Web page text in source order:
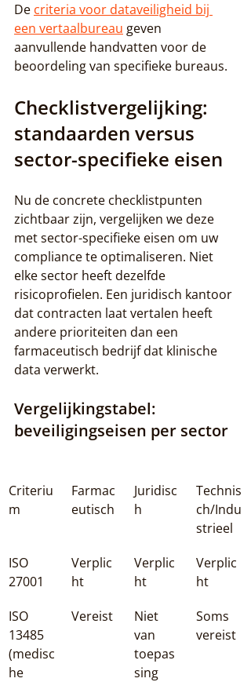
De criteria voor dataveiligheid bij
een vertaalbureau geven
aanvullende handvatten voor de
beoordeling van specifieke bureaus.
Checklistvergelijking:
standaarden versus
sector-specifieke eisen
Nu de concrete checklistpunten
zichtbaar zijn, vergelijken we deze
met sector-specifieke eisen om uw
compliance te optimaliseren. Niet
elke sector heeft dezelfde
risicoprofielen. Een juridisch kantoor
dat contracten laat vertalen heeft
andere prioriteiten dan een
farmaceutisch bedrijf dat klinische
data verwerkt.
Vergelijkingstabel:
beveiligingseisen per sector
Criteriu
m
Farmac
eutisch
Juridisc
h
Technis
ch/Indu
strieel
ISO
27001
Verplic
ht
Verplic
ht
Verplic
ht
ISO
13485
(medisc
he
Vereist
Niet
van
toepas
sing
Soms
vereist